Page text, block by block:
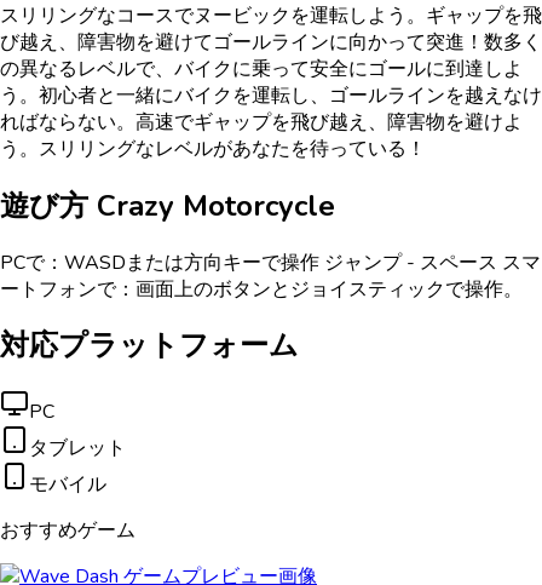
スリリングなコースでヌービックを運転しよう。ギャップを飛
び越え、障害物を避けてゴールラインに向かって突進！数多く
の異なるレベルで、バイクに乗って安全にゴールに到達しよ
う。初心者と一緒にバイクを運転し、ゴールラインを越えなけ
ればならない。高速でギャップを飛び越え、障害物を避けよ
う。スリリングなレベルがあなたを待っている！
遊び方 Crazy Motorcycle
PCで：WASDまたは方向キーで操作 ジャンプ - スペース スマ
ートフォンで：画面上のボタンとジョイスティックで操作。
対応プラットフォーム
PC
タブレット
モバイル
おすすめゲーム